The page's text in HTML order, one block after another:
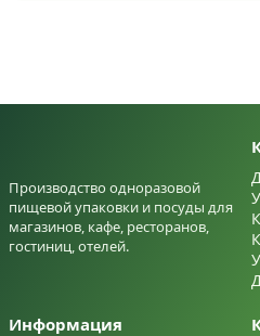
Производство одноразовой
пищевой упаковки и посуды для
магазинов, кафе, ресторанов,
гостиниц, отелей.
Информация